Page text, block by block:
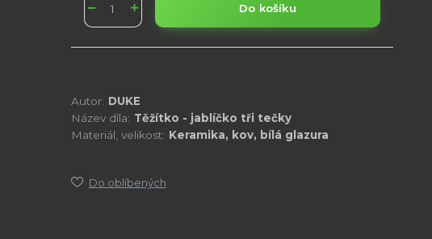
Do košíku
Autor: DUKE
Název díla: Těžítko - jablíčko tři tečky
Materiál, velikost: Keramika, kov, bílá glazura
Do oblíbených